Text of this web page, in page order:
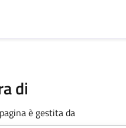
di
è gestita da